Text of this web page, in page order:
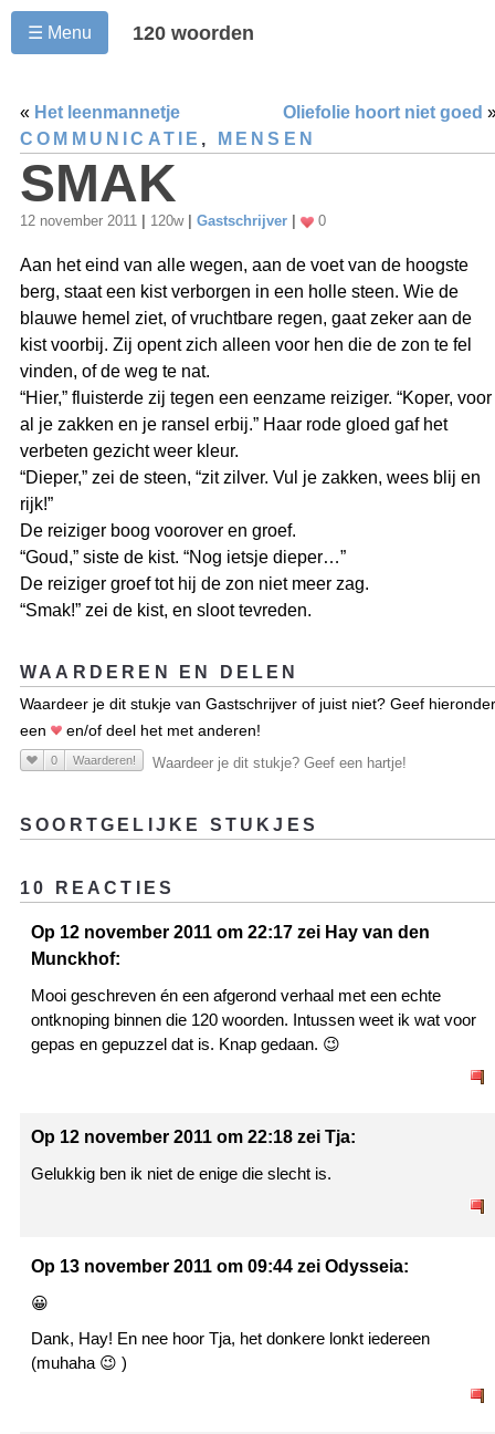
☰ Menu 120 woorden
« Het leenmannetje Oliefolie hoort niet goed
COMMUNICATIE , MENSEN
SMAK
12 november 2011 120w Gastschrijver 0
Aan het eind van alle wegen, aan de voet van de hoogste
berg, staat een kist verborgen in een holle steen. Wie de
blauwe hemel ziet, of vruchtbare regen, gaat zeker aan de
kist voorbij. Zij opent zich alleen voor hen die de zon te fel
vinden, of de weg te nat.
“Hier,” fluisterde zij tegen een eenzame reiziger. “Koper, voor
al je zakken en je ransel erbij.” Haar rode gloed gaf het
verbeten gezicht weer kleur.
“Dieper,” zei de steen, “zit zilver. Vul je zakken, wees blij en
rijk!”
De reiziger boog voorover en groef.
“Goud,” siste de kist. “Nog ietsje dieper…”
De reiziger groef tot hij de zon niet meer zag.
“Smak!” zei de kist, en sloot tevreden.
WAARDEREN EN DELEN
Waardeer je dit stukje van Gastschrijver of juist niet? Geef hieronder
een
en/of deel het met anderen!
0 Waarderen! Waardeer je dit stukje? Geef een hartje!
SOORTGELIJKE STUKJES
10 REACTIES
Op 12 november 2011 om 22:17 zei Hay van den
Munckhof:
Mooi geschreven én een afgerond verhaal met een echte
ontknoping binnen die 120 woorden. Intussen weet ik wat voor
gepas en gepuzzel dat is. Knap gedaan. 😉
Op 12 november 2011 om 22:18 zei Tja:
Gelukkig ben ik niet de enige die slecht is.
Op 13 november 2011 om 09:44 zei Odysseia:
😀
Dank, Hay! En nee hoor Tja, het donkere lonkt iedereen
(muhaha 😉 )